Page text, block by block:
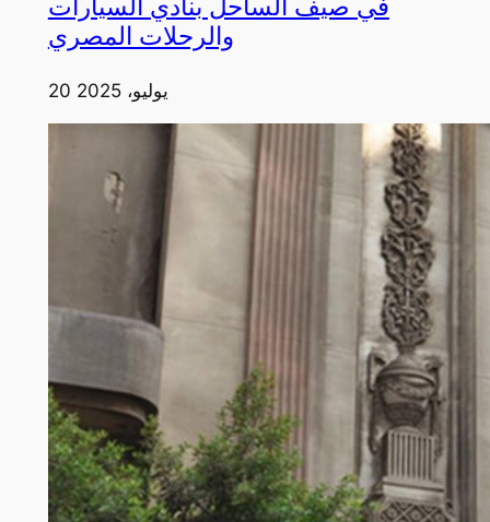
في صيف الساحل بنادي السيارات
والرحلات المصري
20 يوليو، 2025